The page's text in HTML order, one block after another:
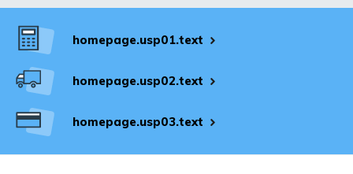
homepage.usp01.text
homepage.usp02.text
homepage.usp03.text